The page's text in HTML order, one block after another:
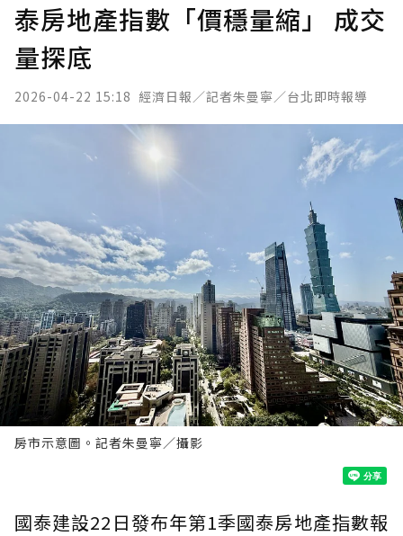
泰房地產指數「價穩量縮」 成交
量探底
2026-04-22 15:18 經濟日報／記者朱曼寧／台北即時報導
房市示意圖。記者朱曼寧／攝影
國泰建設22日發布年第1季國泰房地產指數報